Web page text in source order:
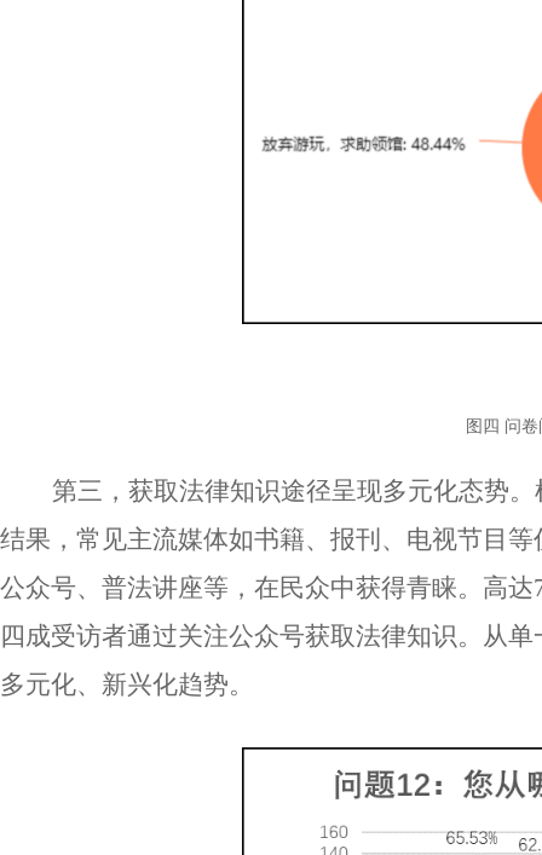
图四 问
第三，获取法律知识途径呈现多元化态势
结果，常见主流媒体如书籍、报刊、电视节目
公众号、普法讲座等，在民众中获得青睐。高
四成受访者通过关注公众号获取法律知识。从
多元化、新兴化趋势。